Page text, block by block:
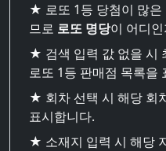
★ 로또 1등 당첨이 많은
므로 로또 명당이 어디
★ 검색 입력 값 없을 시
로또 1등 판매점 목록을
★ 회차 선택 시 해당 회
표시합니다.
★ 소재지 입력 시 해당